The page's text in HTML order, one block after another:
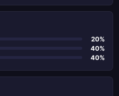
20%
40%
40%